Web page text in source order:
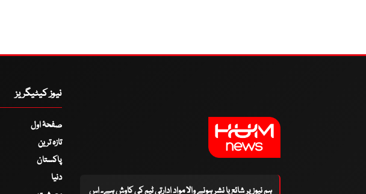
ہم نیوز پر شائع یا نشر ہونے والا مواد ادارتی ٹیم کی کاوش ہے۔ اس
نیوز کیٹیگریز
صفحۂ اول
تازہ ترین
پاکستان
دنیا